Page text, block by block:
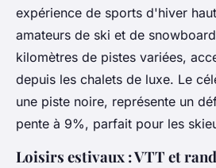
expérience de sports d'hiver
amateurs de ski et de
kilomètres de pistes variées,
depuis les chalets de luxe. Le
une piste noire, représente un
pente à 9%, parfait pour les
Loisirs estivaux : VTT et